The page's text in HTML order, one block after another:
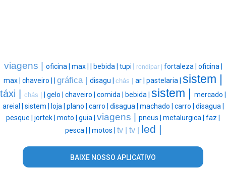
viagens | oficina | max | | bebida | tupi | rondipar | fortaleza | oficina |
max | chaveiro | | gráfica | disagu | chás | ar | pastelaria | sistem |
táxi | chás | | gelo | chaveiro | comida | bebida | sistem | mercado |
areial | sistem | loja | plano | carro | disagua | machado | carro | disagua |
pesque | jortek | moto | guia | viagens | pneus | metalurgica | faz |
pesca | | motos | tv | tv | led |
BAIXE NOSSO APLICATIVO